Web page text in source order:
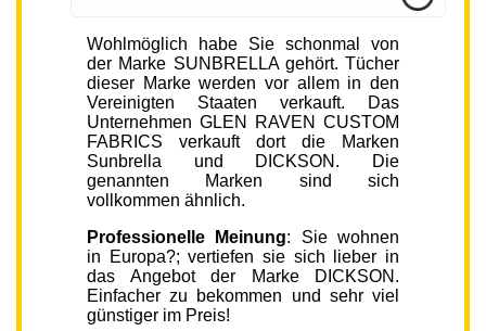
Wohlmöglich habe Sie schonmal von
der Marke SUNBRELLA gehört. Tücher
dieser Marke werden vor allem in den
Vereinigten Staaten verkauft. Das
Unternehmen GLEN RAVEN CUSTOM
FABRICS verkauft dort die Marken
Sunbrella und DICKSON. Die
genannten Marken sind sich
vollkommen ähnlich.
Professionelle Meinung: Sie wohnen
in Europa?; vertiefen sie sich lieber in
das Angebot der Marke DICKSON.
Einfacher zu bekommen und sehr viel
günstiger im Preis!